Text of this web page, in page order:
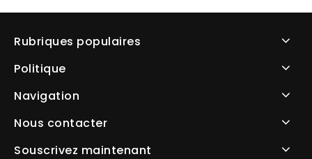
Rubriques populaires
Politique
Navigation
Nous contacter
Souscrivez maintenant